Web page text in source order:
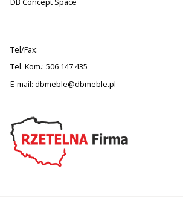
DB Concept Space
Tel/Fax:
Tel. Kom.: 506 147 435
E-mail: dbmeble@dbmeble.pl